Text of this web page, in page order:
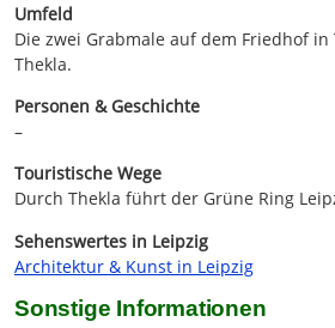
Umfeld
Die zwei Grabmale auf dem Friedhof
Thekla.
Personen & Geschichte
–
Touristische Wege
Durch Thekla führt der Grüne Ring
Sehenswertes in Leipzig
Architektur & Kunst in Leipzig
Sonstige Informationen